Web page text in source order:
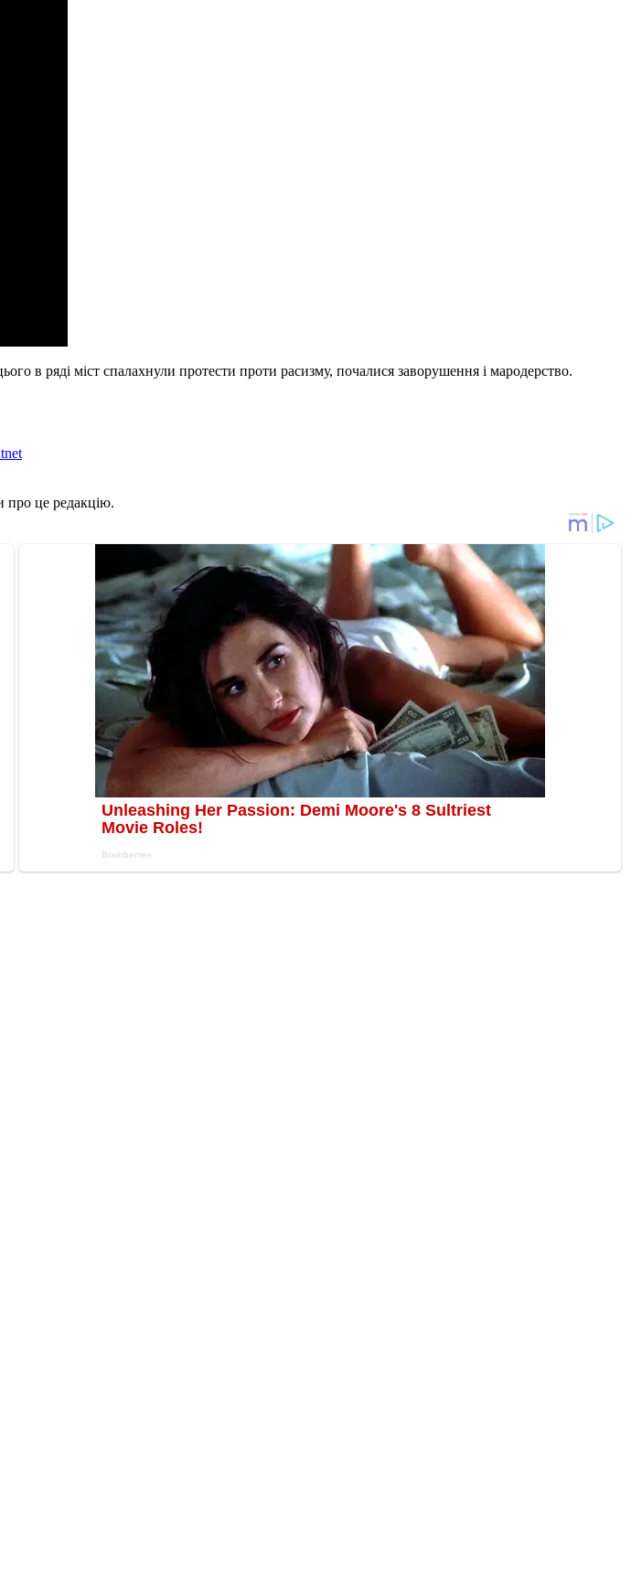
в ряді міст спалахнули протести проти расизму, почалися заворушення і мародерство.
про це редакцію.